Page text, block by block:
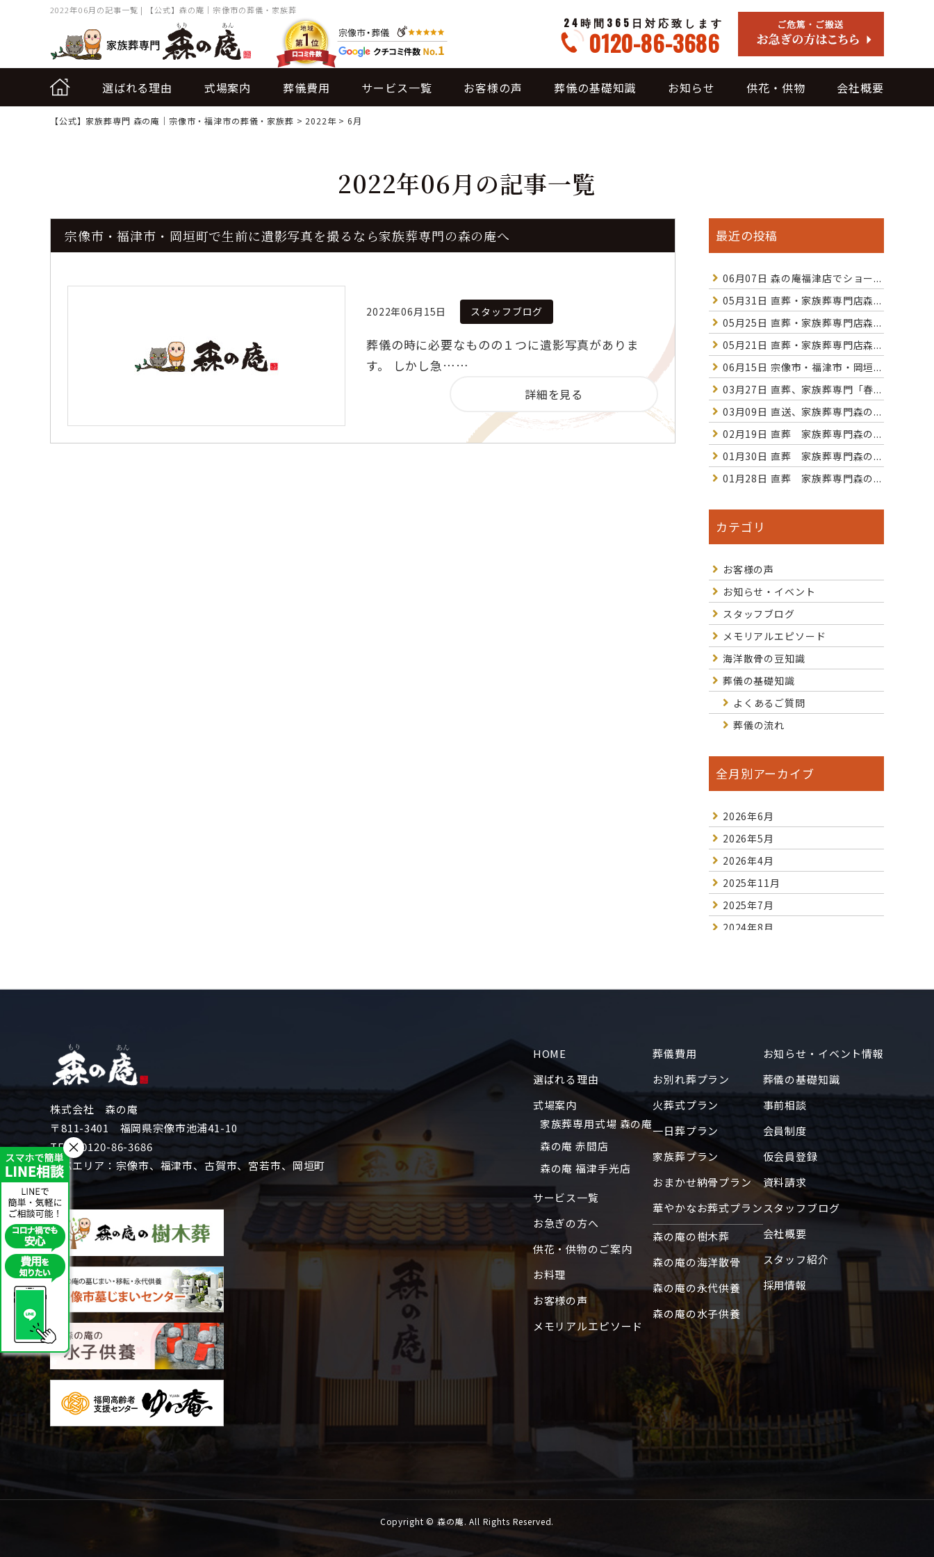
2022年06月の記事一覧 | 【公式】森の庵｜宗像市の葬儀・家族葬
24時間365日対応致します
0120-86-3686
選ばれる理由 式場案内 葬儀費用 サービス一覧 お客様の声 葬儀の基礎知識 お知らせ 供花・供物 会社概要
×
【公式】家族葬専門 森の庵｜宗像市・福津市の葬儀・家族葬 > 2022年>6月
2022年06月の記事一覧
宗像市・福津市・岡垣町で生前に遺影写真を撮るなら家族葬専門の森の庵へ
2022年06月15日 スタッフブログ
葬儀の時に必要なものの１つに遺影写真がありま
す。 しかし急……
詳細を見る
最近の投稿
06月07日 森の庵福津店でショー...
05月31日 直葬・家族葬専門店森...
05月25日 直葬・家族葬専門店森...
05月21日 直葬・家族葬専門店森...
06月15日 宗像市・福津市・岡垣...
03月27日 直葬、家族葬専門「春...
03月09日 直送、家族葬専門森の...
02月19日 直葬 家族葬専門森の...
01月30日 直葬 家族葬専門森の...
01月28日 直葬 家族葬専門森の...
カテゴリ
お客様の声
お知らせ・イベント
スタッフブログ
メモリアルエピソード
海洋散骨の豆知識
葬儀の基礎知識
よくあるご質問
葬儀の流れ
全月別アーカイブ
2026年6月
2026年5月
2026年4月
2025年11月
2025年7月
2024年8月
2023年2月
2022年11月
2022年6月
2022年3月
2022年1月
2021年3月
2021年2月
2021年1月
2020年12月
2020年11月
2020年10月
2020年9月
2019年7月
2018年12月
2018年11月
2018年10月
2018年8月
2018年7月
株式会社 森の庵
〒811-3401 福岡県宗像市池浦41-10
TEL： 0120-86-3686
対応エリア：宗像市、福津市、古賀市、宮若市、岡垣町
HOME
選ばれる理由
式場案内
家族葬専用式場 森の庵
森の庵 赤間店
森の庵 福津手光店
サービス一覧
お急ぎの方へ
供花・供物のご案内
お料理
お客様の声
メモリアルエピソード
葬儀費用
お別れ葬プラン
火葬式プラン
一日葬プラン
家族葬プラン
おまかせ納骨プラン
華やかなお葬式プラン
森の庵の樹木葬
森の庵の海洋散骨
森の庵の永代供養
森の庵の水子供養
お知らせ・イベント情報
葬儀の基礎知識
事前相談
会員制度
仮会員登録
資料請求
スタッフブログ
会社概要
スタッフ紹介
採用情報
Copyright © 森の庵. All Rights Reserved.